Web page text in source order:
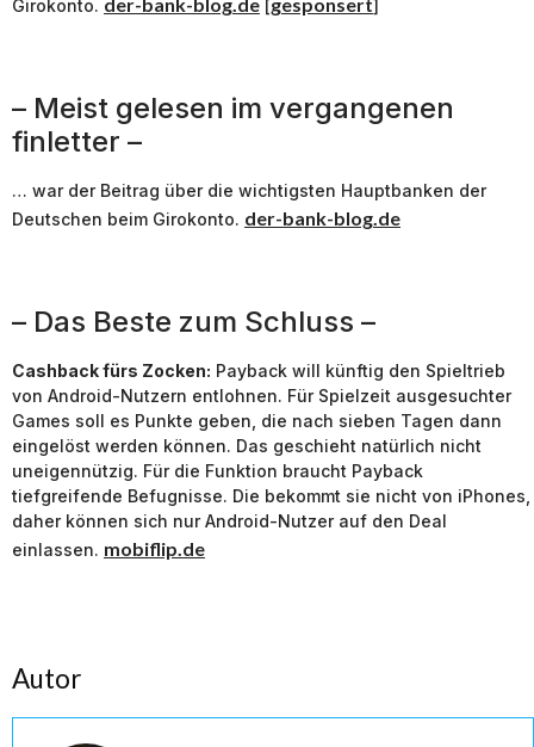
Girokonto. [ ]
– Meist gelesen im vergangenen
finletter –
… war der Beitrag über die wichtigsten Hauptbanken der
Deutschen beim Girokonto. der-bank-blog.de
– Das Beste zum Schluss –
Cashback fürs Zocken: Payback will künftig den Spieltrieb
von Android-Nutzern entlohnen. Für Spielzeit ausgesuchter
Games soll es Punkte geben, die nach sieben Tagen dann
eingelöst werden können. Das geschieht natürlich nicht
uneigennützig. Für die Funktion braucht Payback
tiefgreifende Befugnisse. Die bekommt sie nicht von iPhones,
daher können sich nur Android-Nutzer auf den Deal
einlassen. mobiflip.de
Autor